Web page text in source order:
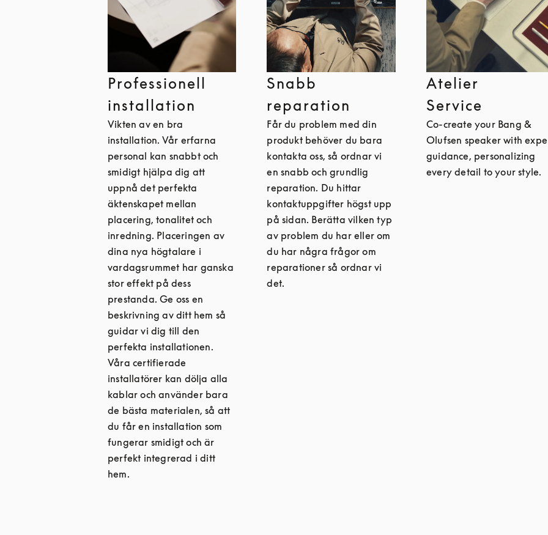
Professionell
installation
Vikten av en bra
installation. Vår erfarna
personal kan snabbt och
smidigt hjälpa dig att
uppnå det perfekta
äktenskapet mellan
placering, tonalitet och
inredning. Placeringen av
dina nya högtalare i
vardagsrummet har ganska
stor effekt på dess
prestanda. Ge oss en
beskrivning av ditt hem så
guidar vi dig till den
perfekta installationen.
Våra certifierade
installatörer kan dölja alla
kablar och använder bara
de bästa materialen, så att
du får en installation som
fungerar smidigt och är
perfekt integrerad i ditt
hem.
Snabb
reparation
Får du problem med din
produkt behöver du bara
kontakta oss, så ordnar vi
en snabb och grundlig
reparation. Du hittar
kontaktuppgifter högst upp
på sidan. Berätta vilken typ
av problem du har eller om
du har några frågor om
reparationer så ordnar vi
det.
Atelier
Service
Co-create your Bang &
Olufsen speaker with
guidance, personalizing
every detail to your style.